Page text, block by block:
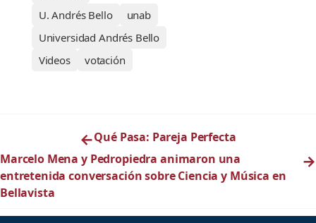
U. Andrés Bello
unab
Universidad Andrés Bello
Videos
votación
←Qué Pasa: Pareja Perfecta
Marcelo Mena y Pedropiedra animaron una
entretenida conversación sobre Ciencia y Música en
Bellavista
→